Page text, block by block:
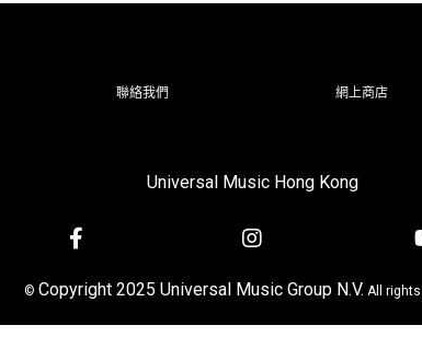
聯絡我們 網上商店
Universal Music Hong Kong
© Copyright 2025 Universal Music Group N.V. All